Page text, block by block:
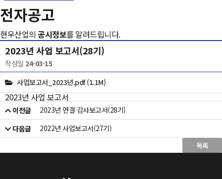
전자공고
현우산업의 공시정보를 알려드립니다.
2023년 사업 보고서(28기)
작성일 24-03-15
사업보고서_2023년.pdf(1.1M)
2023년 사업 보고서
이전글
2023년 연결 감사보고서(28기)
다음글
2022년 사업보고서(27기)
목록